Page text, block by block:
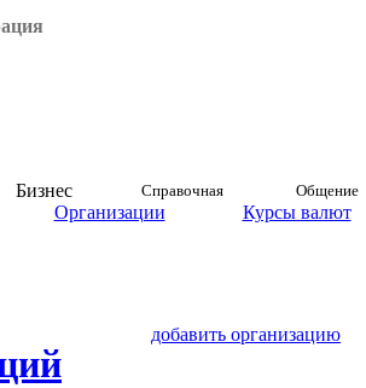
Бизнес Справочная Общение
Организации Курсы валют
добавить организацию